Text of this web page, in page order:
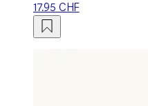
17.95 CHF